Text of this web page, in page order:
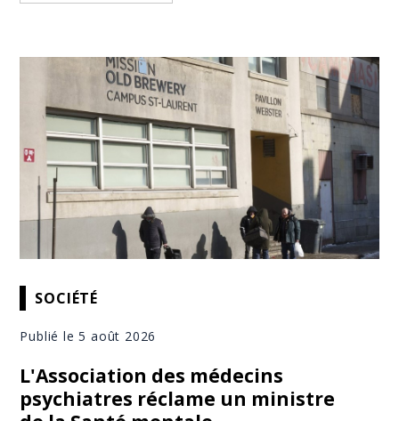
SOCIÉTÉ
Publié le 5 août 2026
L'Association des médecins
psychiatres réclame un ministre